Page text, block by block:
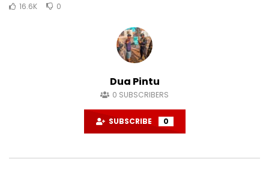
16.6K
0
Dua Pintu
0 SUBSCRIBERS
SUBSCRIBE 0